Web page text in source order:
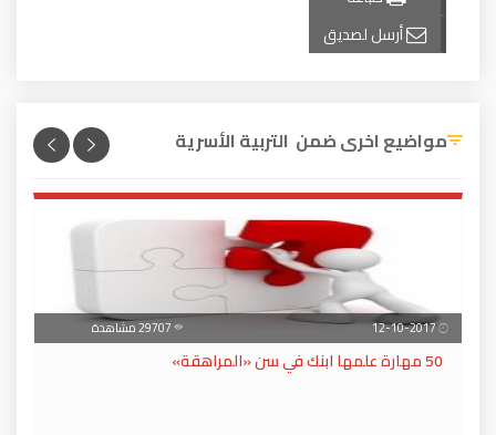
أرسل لصديق
مواضيع اخرى ضمن التربية الأسرية
12-10-2017
50 مهارة علمها ابنك في سن «المراهقة»